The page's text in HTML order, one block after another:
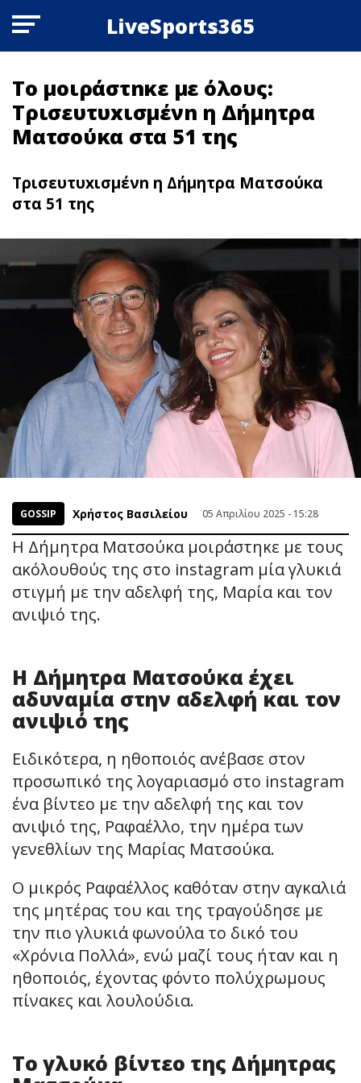
LiveSports365
Το μοιράστnκε με όλους:
Τρισευτυxισμένn η Δήμητρα
Ματσούκα στα 51 της
Τρισευτυxισμένn η Δήμητρα Ματσούκα
στα 51 της
GOSSIP Χρήστος Βασιλείου 05 Απριλίου 2025 - 15:28
Η Δήμητρα Ματσούκα μοιράστηκε με τους
ακόλουθούς της στο instagram μία γλυκιά
στιγμή με την αδελφή της, Μαρία και τον
ανιψιό της.
Η Δήμητρα Ματσούκα έχει
αδυναμία στην αδελφή και τον
ανιψιό της
Ειδικότερα, η ηθοποιός ανέβασε στον
προσωπικό της λογαριασμό στο instagram
ένα βίντεο με την αδελφή της και τον
ανιψιό της, Ραφαέλλο, την ημέρα των
γενεθλίων της Μαρίας Ματσούκα.
Ο μικρός Ραφαέλλος καθόταν στην αγκαλιά
της μητέρας του και της τραγούδησε με
την πιο γλυκιά φωνούλα το δικό του
«Χρόνια Πολλά», ενώ μαζί τους ήταν και η
ηθοποιός, έχοντας φόντο πολύχρωμους
πίνακες και λουλούδια.
Το γλυκό βίντεο της Δήμητρας